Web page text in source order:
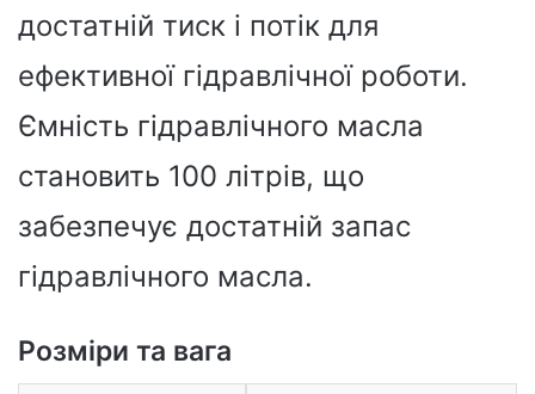
достатній тиск і потік для
ефективної гідравлічної роботи.
Ємність гідравлічного масла
становить 100 літрів, що
забезпечує достатній запас
гідравлічного масла.
Розміри та вага